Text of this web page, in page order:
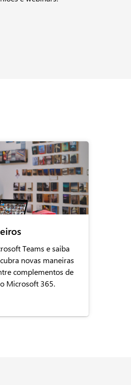
Teams e saiba
novas maneiras
complementos de
Microsoft 365.